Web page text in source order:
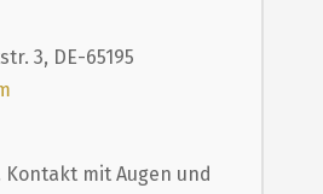
3, DE-65195
mit Augen und